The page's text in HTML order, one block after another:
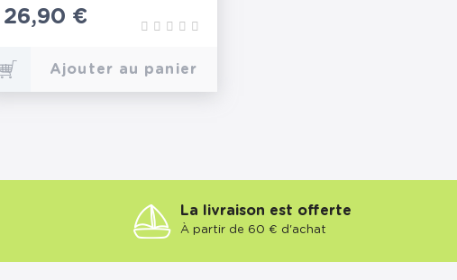
Prix
26,90 €
Ajouter au panier
La livraison est offerte
À partir de 60 € d'achat